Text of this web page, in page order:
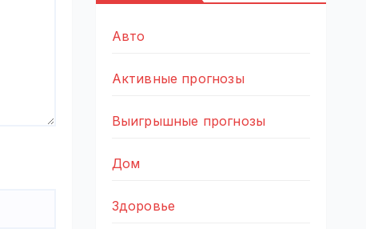
Авто
Активные прогнозы
Выигрышные прогнозы
Дом
Здоровье